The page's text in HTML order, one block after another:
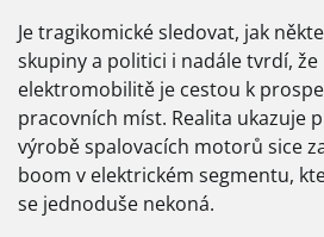
Je tragikomické sledovat, jak
skupiny a politici i nadále tvrdí,
elektromobilitě je cestou k
pracovních míst. Realita ukazuje
výrobě spalovacích motorů sice
boom v elektrickém segmentu,
se jednoduše nekoná.